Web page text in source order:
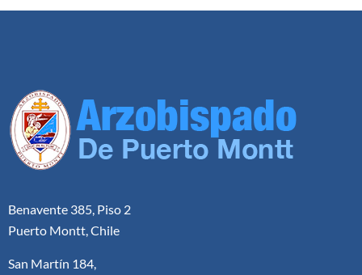
Benavente 385, Piso 2
Puerto Montt, Chile
San Martín 184,